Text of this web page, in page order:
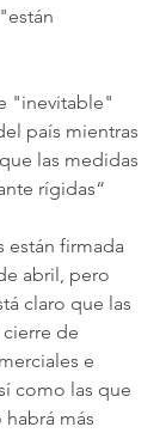
"inevitable"
país mientras
las medidas
rígidas“
están firmada
abril, pero
claro que las
de
e
como las que
habrá más